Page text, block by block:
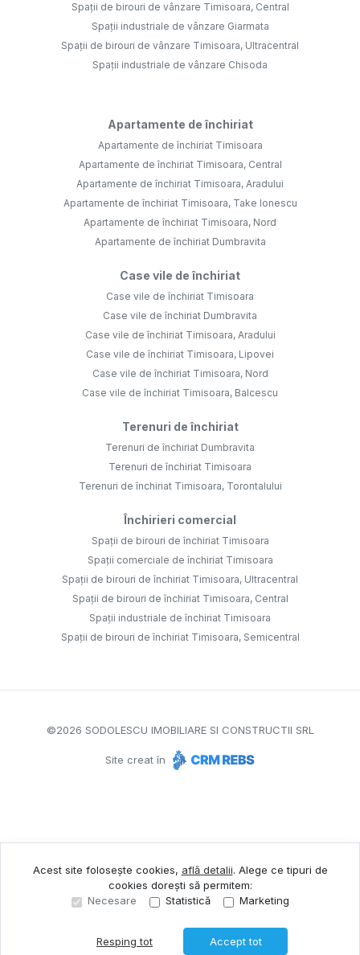
Sună acum Solicită vizionare
Spații de birouri de vânzare Timisoara, Central
Spații industriale de vânzare Giarmata
Spații de birouri de vânzare Timisoara, Ultracentral
Spații industriale de vânzare Chisoda
Apartamente de închiriat
Apartamente de închiriat Timisoara
Apartamente de închiriat Timisoara, Central
Apartamente de închiriat Timisoara, Aradului
Apartamente de închiriat Timisoara, Take Ionescu
Apartamente de închiriat Timisoara, Nord
Apartamente de închiriat Dumbravita
Case vile de închiriat
Case vile de închiriat Timisoara
Case vile de închiriat Dumbravita
Case vile de închiriat Timisoara, Aradului
Case vile de închiriat Timisoara, Lipovei
Case vile de închiriat Timisoara, Nord
Case vile de închiriat Timisoara, Balcescu
Terenuri de închiriat
Terenuri de închiriat Dumbravita
Terenuri de închiriat Timisoara
Terenuri de închiriat Timisoara, Torontalului
Închirieri comercial
Spații de birouri de închiriat Timisoara
Spații comerciale de închiriat Timisoara
Spații de birouri de închiriat Timisoara, Ultracentral
Spații de birouri de închiriat Timisoara, Central
Spații industriale de închiriat Timisoara
Spații de birouri de închiriat Timisoara, Semicentral
©2026 SODOLESCU IMOBILIARE SI CONSTRUCTII SRL
Site creat în
Acest site folosește cookies, află detalii. Alege ce tipuri de
cookies dorești să permitem:
Necesare
Statistică Marketing
Resping tot Accept tot